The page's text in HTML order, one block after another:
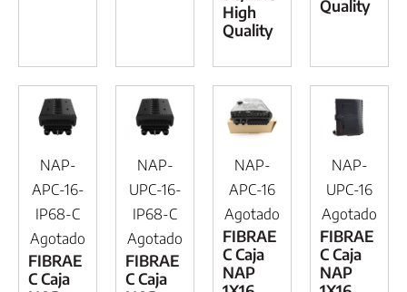
High
Quality
Quality
NAP-
APC-16-
IP68-C
Agotado
FIBRAE
C Caja
NAP-
UPC-16-
IP68-C
Agotado
FIBRAE
C Caja
NAP-
APC-16
Agotado
FIBRAE
C Caja
NAP
NAP-
UPC-16
Agotado
FIBRAE
C Caja
NAP